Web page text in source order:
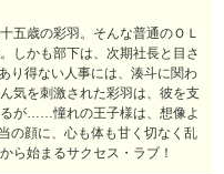
五歳の彩羽。そんな普通のＯＬ
しかも部下は、次期社長と目さ
得ない人事には、湊斗に関わ
気を刺激された彩羽は、彼を支
が……憧れの王子様は、想像よ
の顔に、心も体も甘く切なく乱
ら始まるサクセス・ラブ！